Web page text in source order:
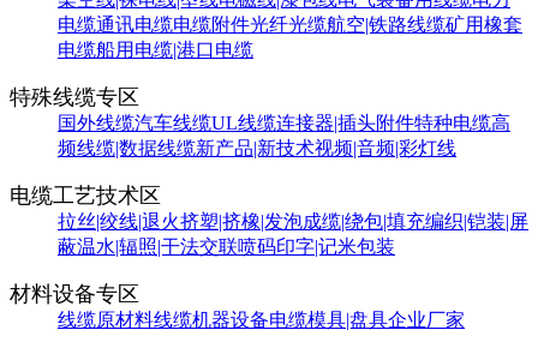
电缆通讯电缆电缆附件光纤光缆航空|铁路线缆矿用橡套
电缆船用电缆|港口电缆
特殊线缆专区
国外线缆汽车线缆UL线缆连接器|插头附件特种电缆高
频线缆|数据线缆新产品|新技术视频|音频|彩灯线
电缆工艺技术区
拉丝|绞线|退火挤塑|挤橡|发泡成缆|绕包|填充编织|铠装|屏
蔽温水|辐照|干法交联喷码印字|记米包装
材料设备专区
线缆原材料线缆机器设备电缆模具|盘具企业厂家